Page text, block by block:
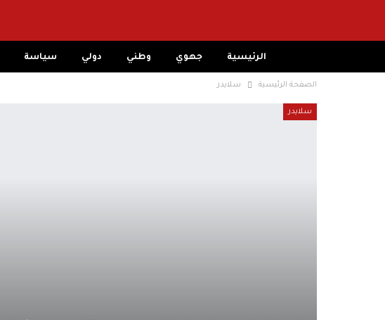
الرئيسية جهوي وطني دولي سياسة
الصفحة الرئيسية سلايدر
سلايدر